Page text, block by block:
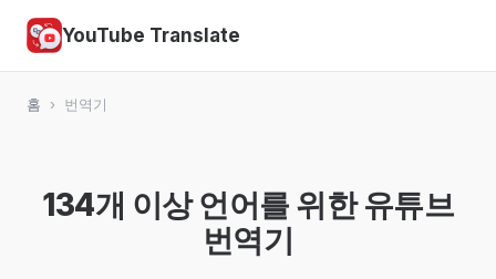
YouTube Translate
홈 › 번역기
134개 이상 언어를 위한 유튜브
번역기